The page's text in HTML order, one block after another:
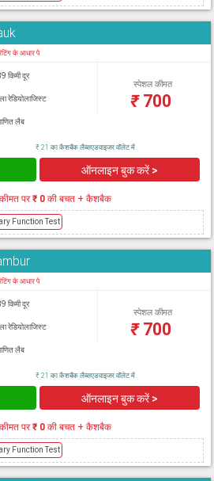
के आधार पे
किमी दूर
रेडियोलाजिस्ट
लैब
स्पेशल कीमत
₹700
₹ 21 का कैशबैक लैब्सएडवाइजर वॉलेट में
ऑनलाइन बुक करें >
पर₹ 0की बचत + कैशबैक
Function Test
के आधार पे
किमी दूर
रेडियोलाजिस्ट
लैब
स्पेशल कीमत
₹700
₹ 21 का कैशबैक लैब्सएडवाइजर वॉलेट में
ऑनलाइन बुक करें >
पर₹ 0की बचत + कैशबैक
Function Test